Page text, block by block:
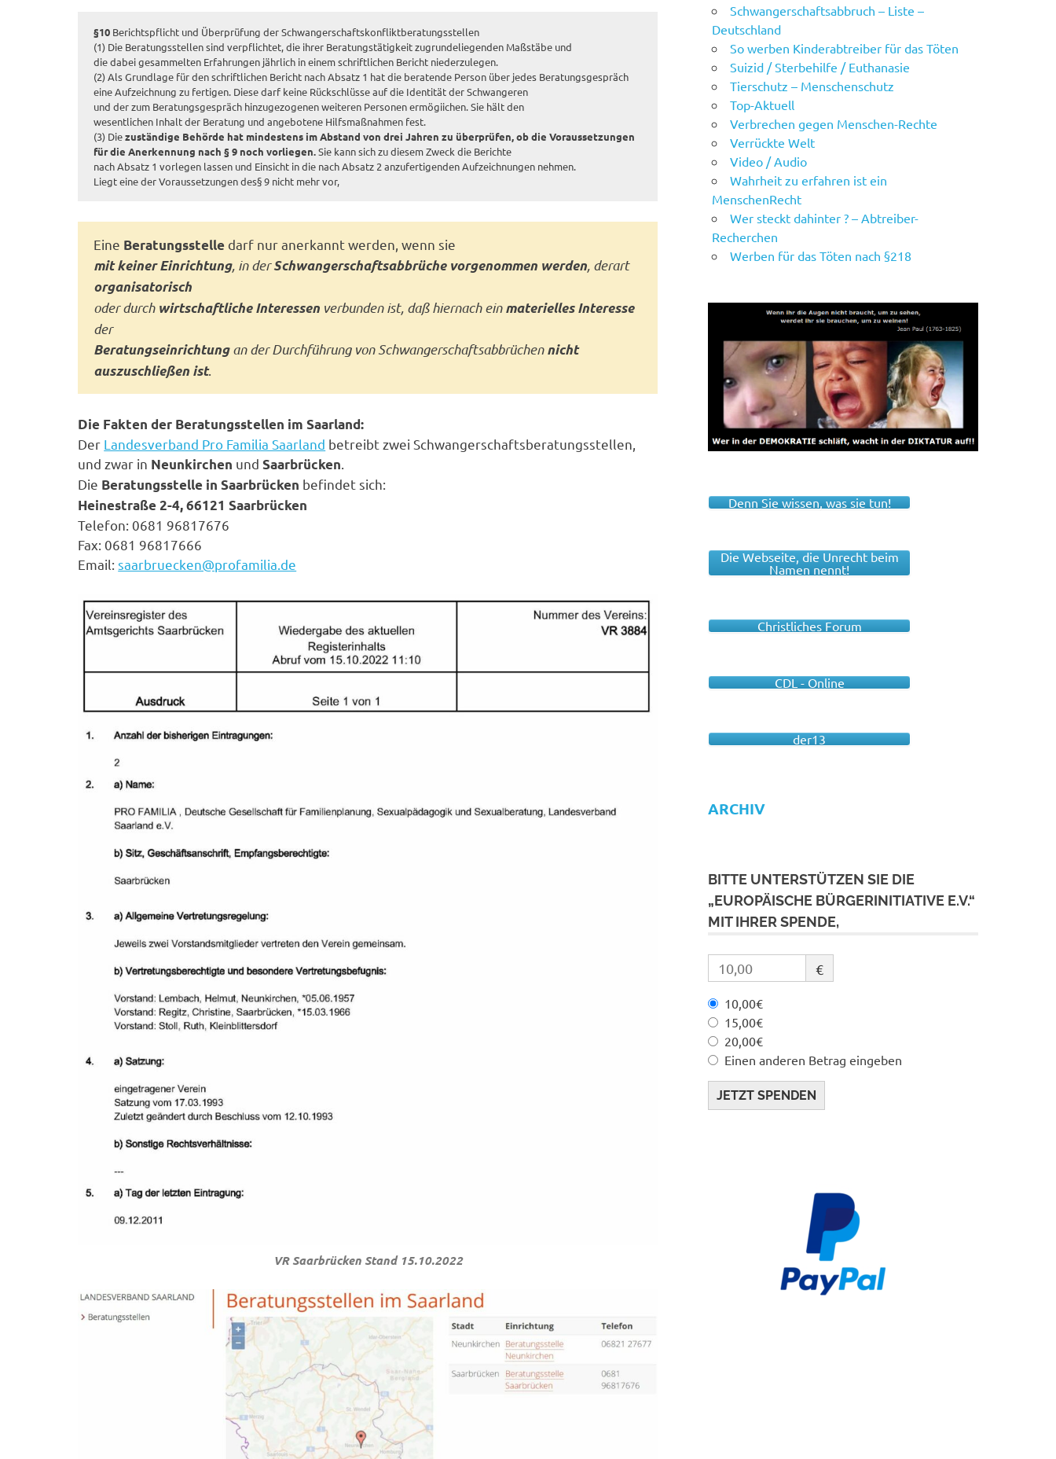
§10 Berichtspflicht und Überprüfung der Schwangerschaftskonfliktberatungsstellen
(1) Die Beratungsstellen sind verpflichtet, die ihrer Beratungstätigkeit zugrundeliegenden Maßstäbe und
die dabei gesammelten Erfahrungen jährlich in einem schriftlichen Bericht niederzulegen.
(2) Als Grundlage für den schriftlichen Bericht nach Absatz 1 hat die beratende Person über jedes Beratungsgespräch
eine Aufzeichnung zu fertigen. Diese darf keine Rückschlüsse auf die Identität der Schwangeren
und der zum Beratungsgespräch hinzugezogenen weiteren Personen ermögiichen. Sie hält den
wesentlichen Inhalt der Beratung und angebotene Hilfsmaßnahmen fest.
(3) Diezuständige Behörde hat mindestens im Abstand von drei Jahren zu überprüfen, ob die Voraussetzungen
für die Anerkennung nach § 9 noch vorliegen.Sie kann sich zu diesem Zweck die Berichte
nach Absatz 1 vorlegen lassen und Einsicht in die nach Absatz 2 anzufertigenden Aufzeichnungen nehmen.
Liegt eine der Voraussetzungen des§ 9 nicht mehr vor,
Eine Beratungsstelle darf nur anerkannt werden, wenn sie
mit keiner Einrichtung, in derSchwangerschaftsabbrüche vorgenommen werden, derart
organisatorisch
oder durch wirtschaftliche Interessen verbunden ist, daß hiernach einmaterielles Interesse
der
Beratungseinrichtungan der Durchführung von Schwangerschaftsabbrüchennicht
auszuschließen ist.
Die Fakten der Beratungsstellen im Saarland:
Der Landesverband Pro Familia Saarland betreibt zwei Schwangerschaftsberatungsstellen,
und zwar in Neunkirchen undSaarbrücken
Die Beratungsstelle in Saarbrücken befindet sich:
Heinestraße 2-4, 66121 Saarbrücken
Telefon: 0681 96817676
Fax: 0681 96817666
Email:saarbruecken@profamilia.de
VR Saarbrücken Stand 15.10.2022
Schwangerschaftsabbruch – Liste –
Deutschland
So werben Kinderabtreiber für das Töten
Suizid / Sterbehilfe / Euthanasie
Tierschutz – Menschenschutz
Top-Aktuell
Verbrechen gegen Menschen-Rechte
Verrückte Welt
Video / Audio
Wahrheit zu erfahren ist ein
MenschenRecht
Wer steckt dahinter ? – Abtreiber-
Recherchen
Werben für das Töten nach §218
Denn Sie wissen, was sie tun!
Die Webseite, die Unrecht beim
Namen nennt!
Christliches Forum
CDL - Online
der13
ARCHIV
BITTE UNTERSTÜTZEN SIE DIE
„EUROPÄISCHE BÜRGERINITIATIVE E.V.“
MIT IHRER SPENDE,
€
10,00€
15,00€
20,00€
Einen anderen Betrag eingeben
JETZT SPENDEN